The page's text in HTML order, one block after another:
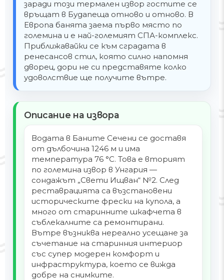
заради този термален извор гостите се
връщат в Будапеща отново и отново. В
Европа банята заема първо място по
големина и е най-големият СПА-комплекс.
Приближавайки се към сградата в
ренесансов стил, която силно напомня
дворец, дори не си представяте колко
удоволствие ще получите вътре.
Описание на извора
Водата в Баните Сечени се доставя
от дълбочина 1246 м и има
температура 76 °C. Това е вторият
по големина извор в Унгария —
сондажът „Свети Ищван“ №2. След
реставрацията са възстановени
историческите фрески на купола, а
много от старинните шкафчета в
съблекалните са ремонтирани.
Вътре възниква нереално усещане за
съчетание на старинния интериор
със супер модерен комфорт и
инфраструктура, което се вижда
добре на снимките.